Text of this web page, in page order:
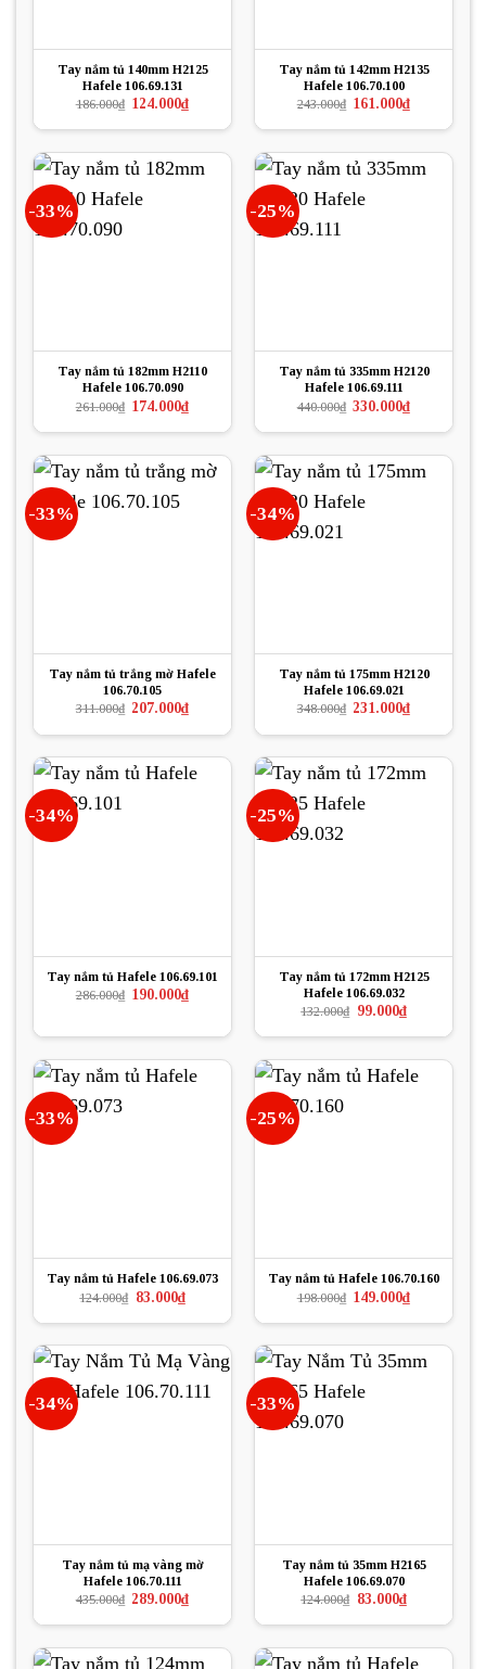
Tay nắm tủ 140mm H2125
Hafele 106.69.131
186.000₫ Giá
là:
124.000₫Giá
hiện
tại
124.000₫.
Tay nắm tủ 142mm H2135
Hafele 106.70.100
243.000₫ Giá
là:
161.000₫Giá
hiện
tại
161.000₫.
-33%
Tay nắm tủ 182mm H2110
Hafele 106.70.090
261.000₫ Giá
là:
174.000₫Giá
hiện
tại
174.000₫.
-25%
Tay nắm tủ 335mm H2120
Hafele 106.69.111
440.000₫ Giá
là:
330.000₫Giá
hiện
tại
330.000₫.
-33%
Tay nắm tủ trắng mờ Hafele
106.70.105
311.000₫ Giá
là:
207.000₫Giá
hiện
tại
207.000₫.
-34%
Tay nắm tủ 175mm H2120
Hafele 106.69.021
348.000₫ Giá
là:
231.000₫Giá
hiện
tại
231.000₫.
-34%
Tay nắm tủ Hafele 106.69.101
286.000₫ Giá
190.000₫Giá
hiện
-25%
Tay nắm tủ 172mm H2125
Hafele 106.69.032
132.000₫ Giá
là:
99.000₫Giá
hiện
tại
99.000₫.
-33%
Tay nắm tủ Hafele 106.69.073
124.000₫ Giá
là:
83.000₫Giá
hiện
tại
83.000₫.
-25%
Tay nắm tủ Hafele 106.70.160
198.000₫ Giá
là:
149.000₫Giá
hiện
tại
149.000₫.
-34%
Tay nắm tủ mạ vàng mờ
Hafele 106.70.111
435.000₫ Giá
là:
289.000₫Giá
hiện
tại
289.000₫.
-33%
Tay nắm tủ 35mm H2165
Hafele 106.69.070
124.000₫ Giá
là:
83.000₫Giá
hiện
tại
83.000₫.